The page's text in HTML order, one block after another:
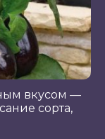
вкусом —
сорта,